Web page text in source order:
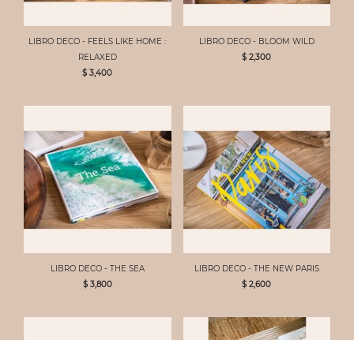
LIBRO DECO - FEELS LIKE HOME :
RELAXED
$ 3,400
LIBRO DECO - BLOOM WILD
$ 2,300
LIBRO DECO - THE SEA
$ 3,800
LIBRO DECO - THE NEW PARIS
$ 2,600